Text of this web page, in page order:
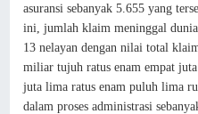
asuransi sebanyak 5.655 yang
ini, jumlah klaim meninggal
13 nelayan dengan nilai total
miliar tujuh ratus enam empat
juta lima ratus enam puluh lima
dalam proses administrasi